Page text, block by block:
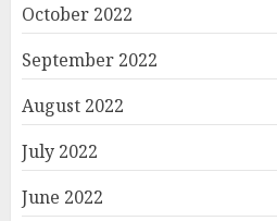
October 2022
September 2022
August 2022
July 2022
June 2022